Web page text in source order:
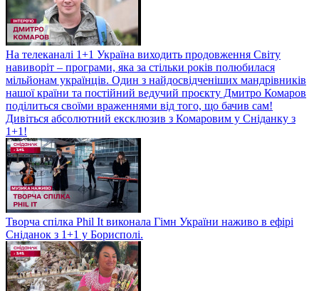
На телеканалі 1+1 Україна виходить продовження Світу
навиворіт – програми, яка за стільки років полюбилася
мільйонам українців. Один з найдосвідченіших мандрівників
нашої країни та постійний ведучий проєкту Дмитро Комаров
поділиться своїми враженнями від того, що бачив сам!
Дивіться абсолютний ексклюзив з Комаровим у Сніданку з
1+1!
Творча спілка Phil It виконала Гімн України наживо в ефірі
Сніданок з 1+1 у Борисполі.